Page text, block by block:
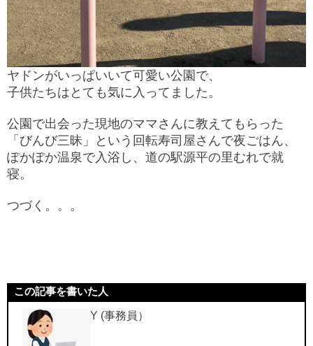
ヤドンがいっぱいいて可愛い公園で、
子供たちはとても気に入ってました。
公園で出会った現地のママさんに教えてもらった
「びんび三昧」という回転寿司屋さんで夜ごはん、
ぽかぽか温泉で入浴し、道の駅源平の里むれで就
寝。
つづく。。。
この記事を書いた人
Y (事務員）